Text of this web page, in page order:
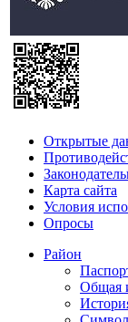
Открытые
Карта сайта
Условия
Опросы
Район
Общая